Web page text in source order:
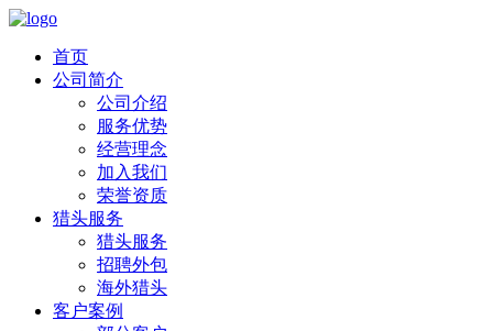
首页
公司简介
公司介绍
服务优势
经营理念
加入我们
荣誉资质
猎头服务
猎头服务
招聘外包
海外猎头
客户案例